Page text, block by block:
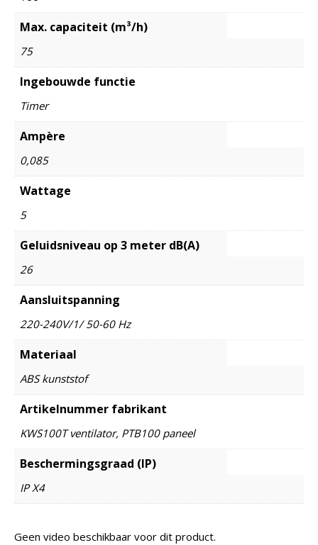
Max. capaciteit (m³/h)
75
Ingebouwde functie
Timer
Ampère
0,085
Wattage
5
Geluidsniveau op 3 meter dB(A)
26
Aansluitspanning
220-240V/1/ 50-60 Hz
Materiaal
ABS kunststof
Artikelnummer fabrikant
KWS100T ventilator, PTB100 paneel
Beschermingsgraad (IP)
IP X4
Geen video beschikbaar voor dit product.